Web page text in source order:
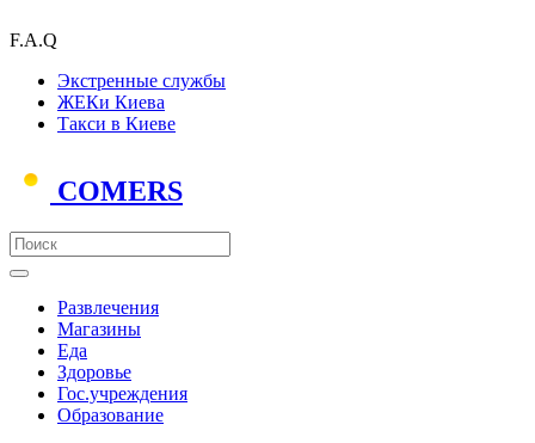
F.A.Q
Экстренные службы
ЖЕКи Киева
Такси в Киеве
COMERS
Развлечения
Магазины
Еда
Здоровье
Гос.учреждения
Образование